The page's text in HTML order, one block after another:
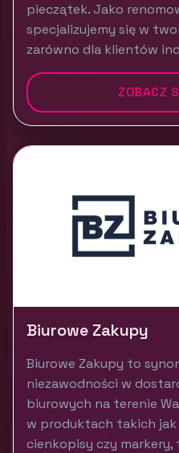
pieczątek. Jako
specjalizujemy się w
zarówno dla klientów
ZOBACZ
Biurowe Zakupy
Biurowe Zakupy to
niezawodności w
biurowych na terenie
w produktach takich jak
cienkopisy czy markery,